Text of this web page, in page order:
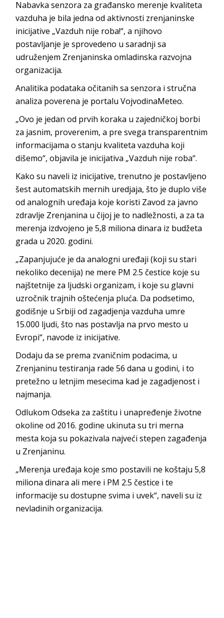
Nabavka senzora za građansko merenje kvaliteta
vazduha je bila jedna od aktivnosti zrenjaninske
inicijative „Vazduh nije roba!“, a njihovo
postavljanje je sprovedeno u saradnji sa
udruženjem Zrenjaninska omladinska razvojna
organizacija.
Analitika podataka očitanih sa senzora i stručna
analiza poverena je portalu VojvodinaMeteo.
„Ovo je jedan od prvih koraka u zajedničkoj borbi
za jasnim, proverenim, a pre svega transparentnim
informacijama o stanju kvaliteta vazduha koji
dišemo“, objavila je inicijativa „Vazduh nije roba“.
Kako su naveli iz inicijative, trenutno je postavljeno
šest automatskih mernih uredjaja, što je duplo više
od analognih uređaja koje koristi Zavod za javno
zdravlje Zrenjanina u čijoj je to nadležnosti, a za ta
merenja izdvojeno je 5,8 miliona dinara iz budžeta
grada u 2020. godini.
„Zapanjujuće je da analogni uređaji (koji su stari
nekoliko decenija) ne mere PM 2.5 čestice koje su
najštetnije za ljudski organizam, i koje su glavni
uzročnik trajnih oštećenja pluća. Da podsetimo,
godišnje u Srbiji od zagadjenja vazduha umre
15.000 ljudi, što nas postavlja na prvo mesto u
Evropi“, navode iz inicijative.
Dodaju da se prema zvaničnim podacima, u
Zrenjaninu testiranja rade 56 dana u godini, i to
pretežno u letnjim mesecima kad je zagadjenost i
najmanja.
Odlukom Odseka za zaštitu i unapređenje životne
okoline od 2016. godine ukinuta su tri merna
mesta koja su pokazivala najveći stepen zagađenja
u Zrenjaninu.
„Merenja uređaja koje smo postavili ne koštaju 5,8
miliona dinara ali mere i PM 2.5 čestice i te
informacije su dostupne svima i uvek“, naveli su iz
nevladinih organizacija.